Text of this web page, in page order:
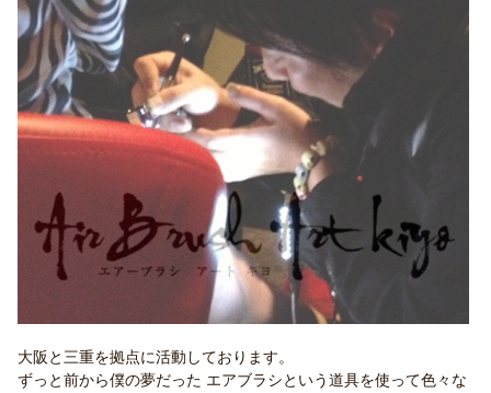
大阪と三重を拠点に活動しております。
ずっと前から僕の夢だった エアブラシという道具を使って色々な